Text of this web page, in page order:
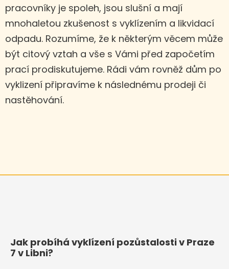
pracovníky je spoleh, jsou slušní a mají
mnohaletou zkušenost s vyklízením a likvidací
odpadu. Rozumíme, že k některým věcem může
být citový vztah a vše s Vámi před započetím
prací prodiskutujeme. Rádi vám rovněž dům po
vyklizení připravíme k následnému prodeji či
nastěhování.
Jak probíhá vyklízení pozůstalosti v Praze
7 v Libni?